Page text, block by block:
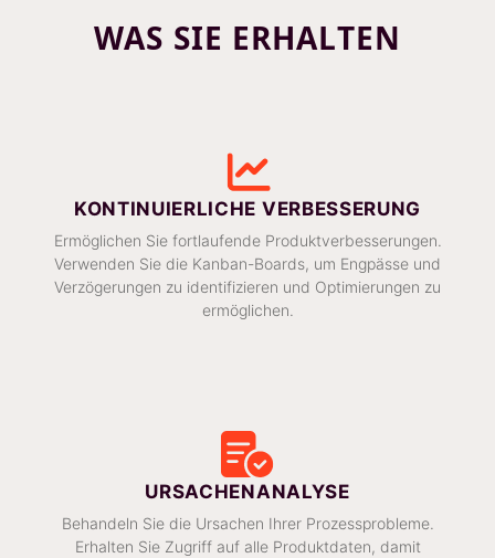
WAS SIE ERHALTEN
KONTINUIERLICHE VERBESSERUNG
Ermöglichen Sie fortlaufende Produktverbesserungen.
Verwenden Sie die Kanban-Boards, um Engpässe und
Verzögerungen zu identifizieren und Optimierungen zu
ermöglichen.
URSACHENANALYSE
Behandeln Sie die Ursachen Ihrer Prozessprobleme.
Erhalten Sie Zugriff auf alle Produktdaten, damit